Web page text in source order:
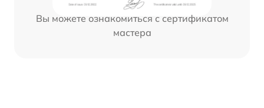
Вы можете ознакомиться с сертификатом
мастера